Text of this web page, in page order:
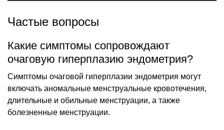
Частые вопросы
Какие симптомы сопровождают
очаговую гиперплазию эндометрия?
Симптомы очаговой гиперплазии эндометрия могут
включать аномальные менструальные кровотечения,
длительные и обильные менструации, а также
болезненные менструации.